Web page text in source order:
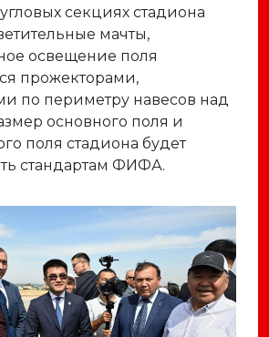
секциях стадиона
мачты,
освещение поля
прожекторами,
по периметру навесов над
основного поля и
поля стадиона будет
стандартам ФИФА.
Next